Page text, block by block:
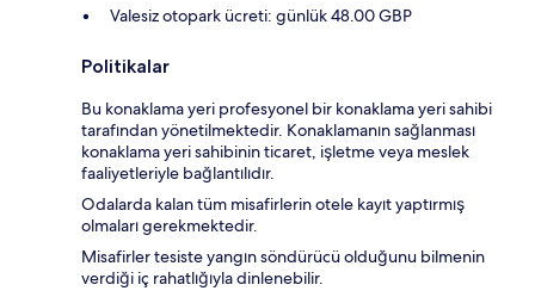
Valesiz otopark ücreti: günlük 48.00 GBP
Politikalar
Bu konaklama yeri profesyonel bir konaklama yeri sahibi
tarafından yönetilmektedir. Konaklamanın sağlanması
konaklama yeri sahibinin ticaret, işletme veya meslek
faaliyetleriyle bağlantılıdır.
Odalarda kalan tüm misafirlerin otele kayıt yaptırmış
olmaları gerekmektedir.
Misafirler tesiste yangın söndürücü olduğunu bilmenin
verdiği iç rahatlığıyla dinlenebilir.